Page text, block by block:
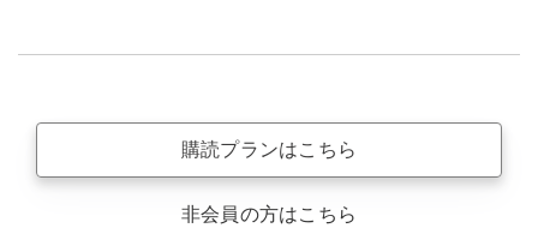
購読プランはこちら
非会員の方はこちら